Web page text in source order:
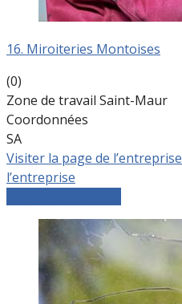
16. Miroiteries Montoises
(0)
Zone de travail Saint-Maur
Coordonnées
SA
Visiter la page de l’entreprise
l’entreprise